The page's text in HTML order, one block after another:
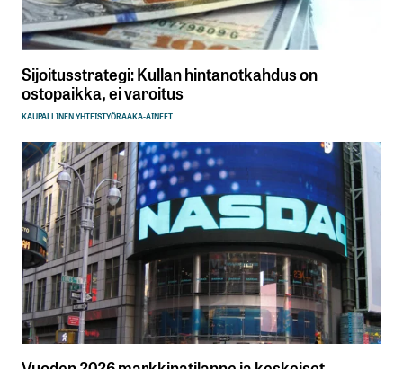
Sijoitusstrategi: Kullan hintanotkahdus on
ostopaikka, ei varoitus
KAUPALLINEN YHTEISTYÖRAAKA-AINEET